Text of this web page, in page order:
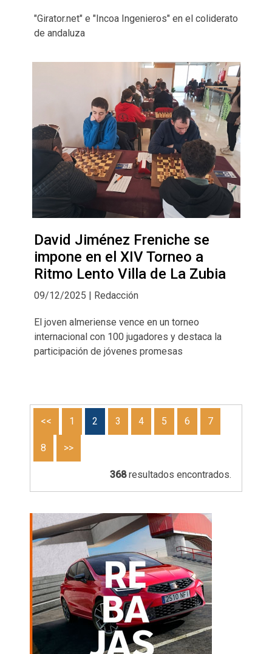
"Girator.net" e "Incoa Ingenieros" en el coliderato
de andaluza
David Jiménez Freniche se
impone en el XIV Torneo a
Ritmo Lento Villa de La Zubia
09/12/2025 | Redacción
El joven almeriense vence en un torneo
internacional con 100 jugadores y destaca la
participación de jóvenes promesas
<< 1 2 3 4 5 6 7
8 >>
368resultados encontrados.